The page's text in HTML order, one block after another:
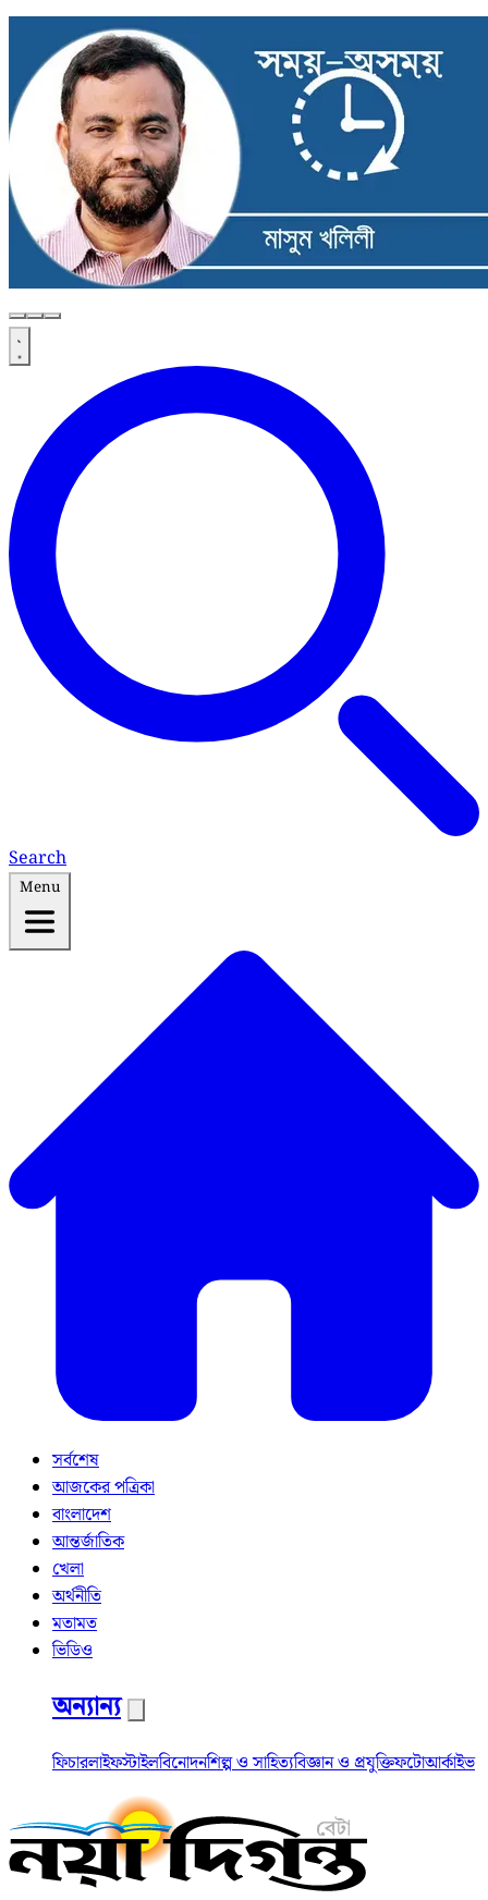
Search
Menu
সর্বশেষ
আজকের পত্রিকা
বাংলাদেশ
আন্তর্জাতিক
খেলা
অর্থনীতি
মতামত
ভিডিও
অন্যান্য
ফিচারলাইফস্টাইলবিনোদনশিল্প ও সাহিত্যবিজ্ঞান ও প্রযুক্তিফটোআর্কাইভ